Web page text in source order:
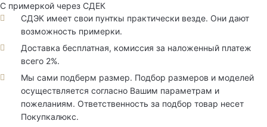
С примеркой через СДЕК
СДЭК имеет свои пунткы практически везде. Они дают
возможность примерки.
Доставка бесплатная, комиссия за наложенный платеж
всего 2%.
Мы сами подберм размер. Подбор размеров и моделей
осуществляется согласно Вашим параметрам и
пожеланиям. Ответственность за подбор товар несет
Покупкалюкс.